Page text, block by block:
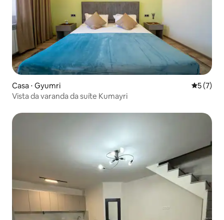
Casa ⋅ Gyumri 5 de
5 (7)
Vista da varanda da suíte Kumayri